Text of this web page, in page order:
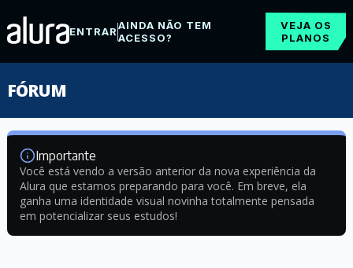
ENTRARAINDA NÃO TEM
ACESSO?
VEJA OS
PLANOS
FÓRUM
Importante
Você está vendo a versão anterior da nova experiência da
Alura que estamos preparando para você. Em breve, ela
ganha uma identidade visual novinha totalmente pensada
em potencializar seus estudos!